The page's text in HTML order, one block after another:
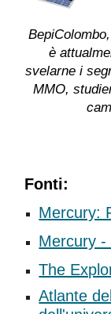
è
svelarne i
MMO,
Fonti:
Mercury:
Mercury -
The
Atlante